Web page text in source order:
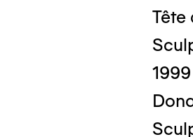
Tête
1999